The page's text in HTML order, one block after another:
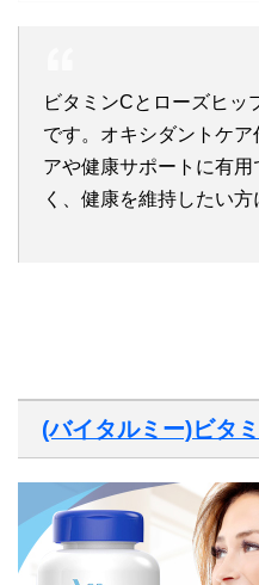
ビタミンCとローズヒッ
です。オキシダントケ
アや健康サポートに有
く、健康を維持したい方
(バイタルミー)ビタ